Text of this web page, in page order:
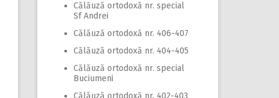
Călăuză ortodoxă nr. special
Sf Andrei
Călăuză ortodoxă nr. 406-407
Călăuză ortodoxă nr. 404-405
Călăuză ortodoxă nr. special
Buciumeni
Călăuză ortodoxă nr. 402-403